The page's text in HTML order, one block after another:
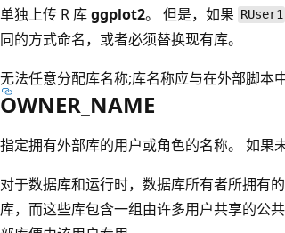
单独上传 R 库ggplot2。 但是，如果 RUser1
同的方式命名，或者必须替换现有库。
无法任意分配库名称;库名称应与在外部脚本
OWNER_NAME
指定拥有外部库的用户或角色的名称。 如果
对于数据库和运行时，数据库所有者所拥有
库，而这些库包含一组由许多用户共享的公